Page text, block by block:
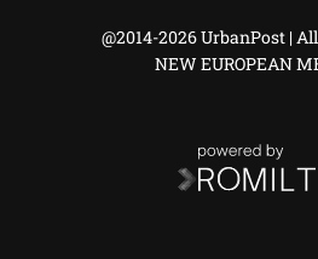
@2014-2026 UrbanPost |
NEW EUROPEAN